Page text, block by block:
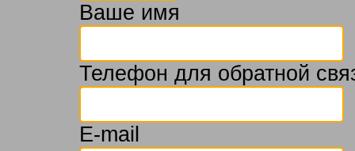
Ваше имя
Телефон для обратной
E-mail